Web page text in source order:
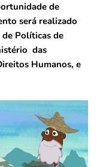
de
será realizado
de Políticas de
das
Humanos, e